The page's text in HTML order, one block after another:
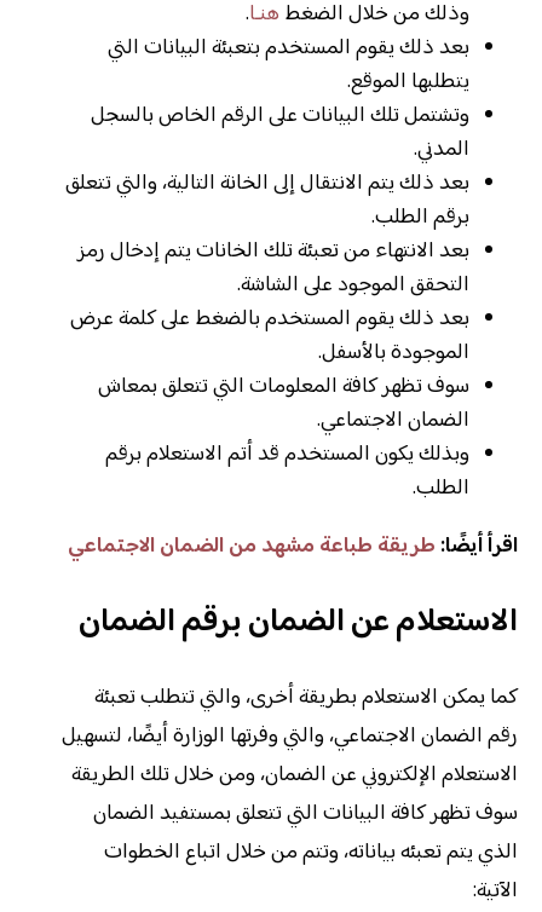
وذلك من خلال الضغط هنـا.
بعد ذلك يقوم المستخدم بتعبئة البيانات التي
يتطلبها الموقع.
وتشتمل تلك البيانات على الرقم الخاص بالسجل
المدني.
بعد ذلك يتم الانتقال إلى الخانة التالية، والتي تتعلق
برقم الطلب.
بعد الانتهاء من تعبئة تلك الخانات يتم إدخال رمز
التحقق الموجود على الشاشة.
بعد ذلك يقوم المستخدم بالضغط على كلمة عرض
الموجودة بالأسفل.
سوف تظهر كافة المعلومات التي تتعلق بمعاش
الضمان الاجتماعي.
وبذلك يكون المستخدم قد أتم الاستعلام برقم
الطلب.
اقرأ أيضًا: طريقة طباعة مشهد من الضمان الاجتماعي
الاستعلام عن الضمان برقم الضمان
كما يمكن الاستعلام بطريقة أخرى، والتي تتطلب تعبئة
رقم الضمان الاجتماعي، والتي وفرتها الوزارة أيضًا، لتسهيل
الاستعلام الإلكتروني عن الضمان، ومن خلال تلك الطريقة
سوف تظهر كافة البيانات التي تتعلق بمستفيد الضمان
الذي يتم تعبئه بياناته، وتتم من خلال اتباع الخطوات
الآتية: